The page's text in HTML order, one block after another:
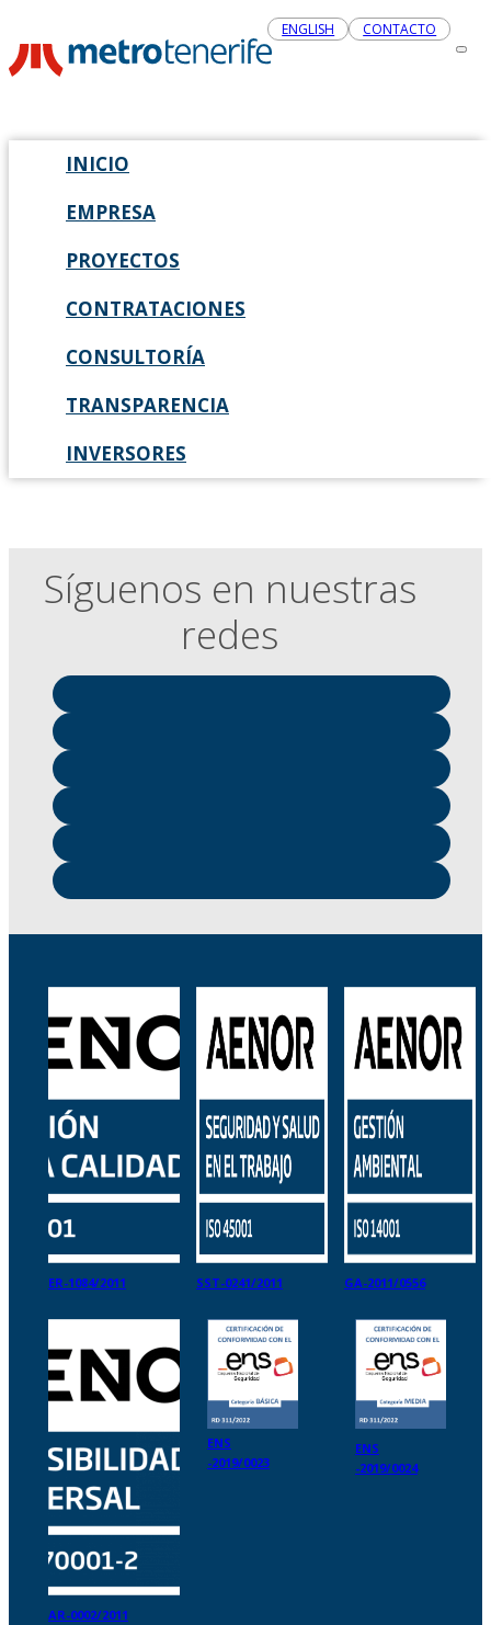
ENGLISH CONTACTO
INICIO
EMPRESA
PROYECTOS
CONTRATACIONES
CONSULTORÍA
TRANSPARENCIA
INVERSORES
Síguenos en nuestras
redes
ER-1084/2011 SST-0241/2011 GA-2011/0556
AR-0002/2011
ENS
-2019/0023
ENS
-2019/0024